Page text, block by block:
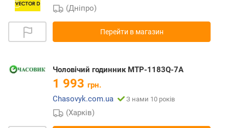
(Дніпро)
Перейти в магазин
Чоловічий годинник MTP-1183Q-7A
1 993 грн.
Chasovyk.com.ua
З нами 10 років
(Харків)